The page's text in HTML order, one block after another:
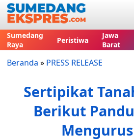
Sumedang
Raya
Peristiwa
Jawa
Barat
Beranda » PRESS RELEASE
Sertipikat
Berikut